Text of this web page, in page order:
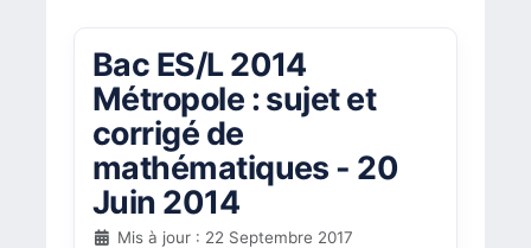
Bac ES/L 2014
Métropole : sujet et
corrigé de
mathématiques - 20
Juin 2014
Mis à jour : 22 Septembre 2017